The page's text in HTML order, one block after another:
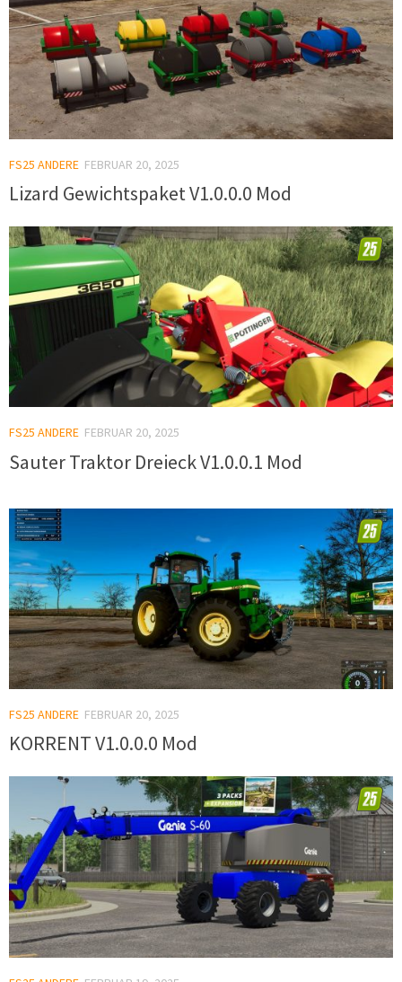
FS25 ANDERE FEBRUAR 20, 2025
Lizard Gewichtspaket V1.0.0.0 Mod
FS25 ANDERE FEBRUAR 20, 2025
Sauter Traktor Dreieck V1.0.0.1 Mod
FS25 ANDERE FEBRUAR 20, 2025
KORRENT V1.0.0.0 Mod